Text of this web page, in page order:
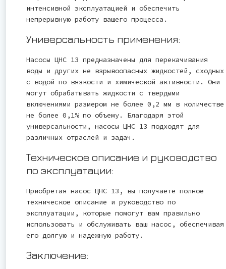
интенсивной эксплуатацией и обеспечить
непрерывную работу вашего процесса.
Универсальность применения:
Насосы ЦНС 13 предназначены для перекачивания
воды и других не взрывоопасных жидкостей, сходных
с водой по вязкости и химической активности. Они
могут обрабатывать жидкости с твердыми
включениями размером не более 0,2 мм в количестве
не более 0,1% по объему. Благодаря этой
универсальности, насосы ЦНС 13 подходят для
различных отраслей и задач.
Техническое описание и руководство
по эксплуатации:
Приобретая насос ЦНС 13, вы получаете полное
техническое описание и руководство по
эксплуатации, которые помогут вам правильно
использовать и обслуживать ваш насос, обеспечивая
его долгую и надежную работу.
Заключение: